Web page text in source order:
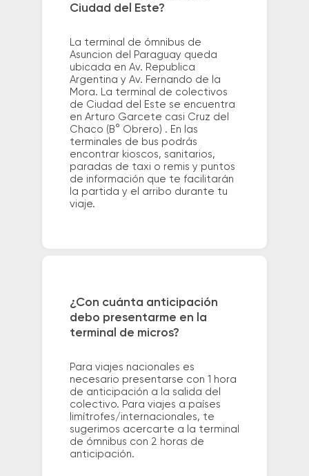
Ciudad del Este?
La terminal de ómnibus de
Asuncion del Paraguay queda
ubicada en Av. Republica
Argentina y Av. Fernando de la
Mora. La terminal de colectivos
de Ciudad del Este se encuentra
en Arturo Garcete casi Cruz del
Chaco (B° Obrero) . En las
terminales de bus podrás
encontrar kioscos, sanitarios,
paradas de taxi o remis y puntos
de información que te facilitarán
la partida y el arribo durante tu
viaje.
¿Con cuánta anticipación
debo presentarme en la
terminal de micros?
Para viajes nacionales es
necesario presentarse con 1 hora
de anticipación a la salida del
colectivo. Para viajes a países
limítrofes/internacionales, te
sugerimos acercarte a la terminal
de ómnibus con 2 horas de
anticipación.